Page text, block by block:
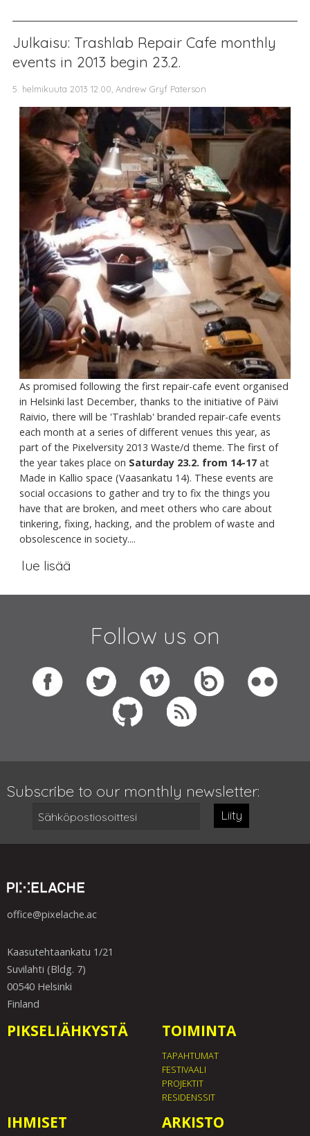
Julkaisu: Trashlab Repair Cafe monthly
events in 2013 begin 23.2.
5. helmikuuta 2013 12.00, Andrew Gryf Paterson
As promised following the first repair-cafe event organised
in Helsinki last December, thanks to the initiative of Päivi
Raivio, there will be 'Trashlab' branded repair-cafe events
each month at a series of different venues this year, as
part of the Pixelversity 2013 Waste/d theme. The first of
the year takes place on Saturday 23.2. from 14-17 at
Made in Kallio space (Vaasankatu 14). These events are
social occasions to gather and try to fix the things you
have that are broken, and meet others who care about
tinkering, fixing, hacking, and the problem of waste and
obsolescence in society....
lue lisää
Follow us on
Subscribe to our monthly newsletter:
Liity
office@pixelache.ac
Kaasutehtaankatu 1/21
Suvilahti (Bldg. 7)
00540 Helsinki
Finland
PIKSELIÄHKYSTÄ TOIMINTA
TAPAHTUMAT
FESTIVAALI
PROJEKTIT
RESIDENSSIT
IHMISET ARKISTO